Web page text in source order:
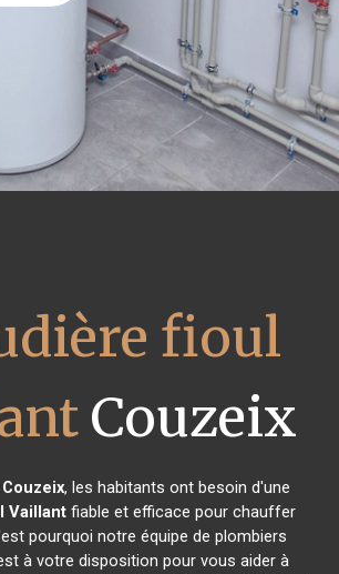
fioul
Couzeix
Couzeix, les habitants ont besoin d'une
Vaillantfiable et efficace pour chauffer
pourquoi notre équipe de plombiers
à votre disposition pour vous aider à